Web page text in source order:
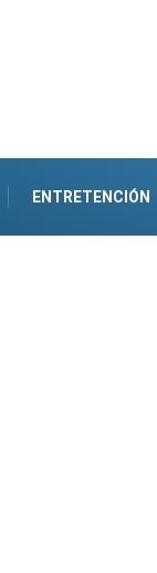
ENTRETENCIÓN